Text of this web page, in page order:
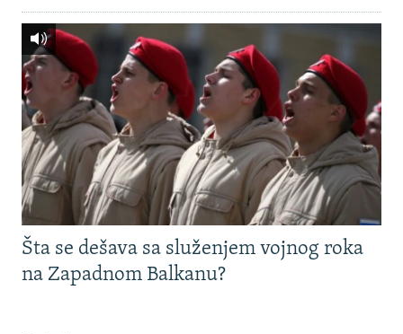
Šta se dešava sa služenjem vojnog roka
na Zapadnom Balkanu?